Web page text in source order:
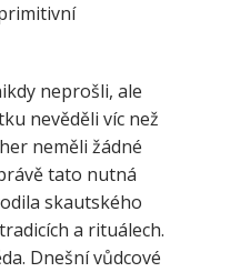
neprošli, ale
nevěděli víc než
neměli žádné
tato nutná
skautského
a rituálech.
Dnešní vůdcové